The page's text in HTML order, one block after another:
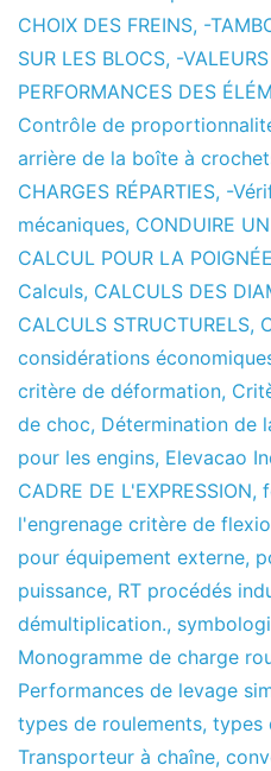
CHOIX DES FREINS, -
SUR LES BLOCS, -
PERFORMANCES DES
Contrôle de
arrière de la boîte à
CHARGES RÉPARTIES, -
mécaniques, CONDUIRE
CALCUL POUR LA
Calculs, CALCULS DES
CALCULS STRUCTURELS,
considérations
critère de déformation,
de choc, Détermination de
pour les engins, Elevacao
CADRE DE L'EXPRESSION,
l'engrenage critère de
pour équipement externe,
puissance, RT procédés
démultiplication.,
Monogramme de charge
Performances de levage
types de roulements, types
Transporteur à chaîne,